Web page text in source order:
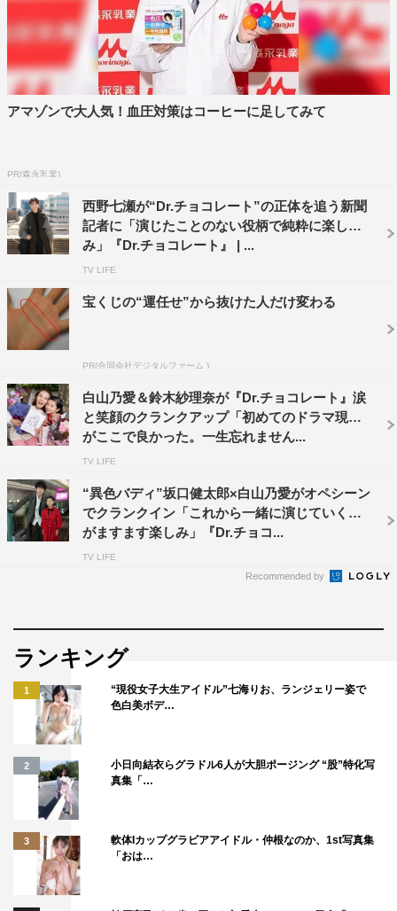
アマゾンで大人気！血圧対策はコーヒーに足してみて
PR(森永乳業)
西野七瀬が“Dr.チョコレート”の正体を追う新聞
記者に「演じたことのない役柄で純粋に楽し
み」『Dr.チョコレート』 | ...
TV LIFE
宝くじの“運任せ”から抜けた人だけ変わる
PR(合同会社デジタルファーム )
白山乃愛＆鈴木紗理奈が『Dr.チョコレート』涙
と笑顔のクランクアップ「初めてのドラマ現場
がここで良かった。一生忘れません...
TV LIFE
“異色バディ”坂口健太郎×白山乃愛がオペシーン
でクランクイン「これから一緒に演じていくの
がますます楽しみ」『Dr.チョコ...
TV LIFE
Recommended by
ランキング
1
“現役女子大生アイドル”七海りお、ランジェリー姿で
色白美ボデ…
2
小日向結衣らグラドル6人が大胆ポージング “股”特化写
真集「…
3
軟体Iカップグラビアアイドル・仲根なのか、1st写真集
「おは…